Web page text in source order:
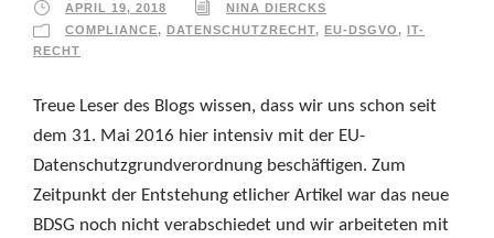
APRIL 19, 2018
NINA DIERCKS
COMPLIANCE, DATENSCHUTZRECHT, EU-DSGVO,
IT-
RECHT
Treue Leser des Blogs wissen, dass wir uns schon seit
dem 31. Mai 2016 hier intensiv mit der EU-
Datenschutzgrundverordnung beschäftigen. Zum
Zeitpunkt der Entstehung etlicher Artikel war das neue
BDSG noch nicht verabschiedet und wir arbeiteten mit